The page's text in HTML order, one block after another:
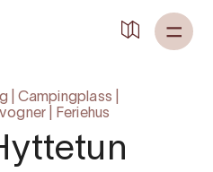
Campingplass
Feriehus